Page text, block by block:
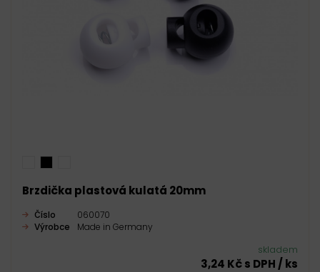
Brzdička plastová kulatá 20mm
Číslo
060070
Výrobce
Made in Germany
skladem
3,24 Kč s DPH / ks